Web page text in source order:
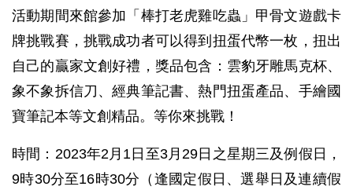
活動期間來館參加「棒打老虎雞吃蟲」甲骨文遊戲卡
牌挑戰賽，挑戰成功者可以得到扭蛋代幣一枚，扭出
自己的贏家文創好禮，獎品包含：雲豹牙雕馬克杯、
象不象拆信刀、經典筆記書、熱門扭蛋產品、手繪國
寶筆記本等文創精品。等你來挑戰！
時間：2023年2月1日至3月29日之星期三及例假日，
9時30分至16時30分（逢國定假日、選舉日及連續假